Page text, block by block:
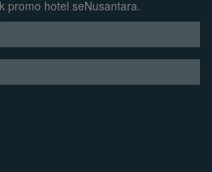
promo hotel seNusantara.